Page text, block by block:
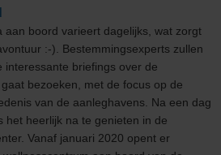
aan boord varieert dagelijks, wat zorgt
:-). Bestemmingsexperts zullen
interessante briefings over de
bezoeken, met de focus op de
van de aanleghavens. Na een dag
het heerlijk na te genieten in de
Vanaf januari 2020 opent er